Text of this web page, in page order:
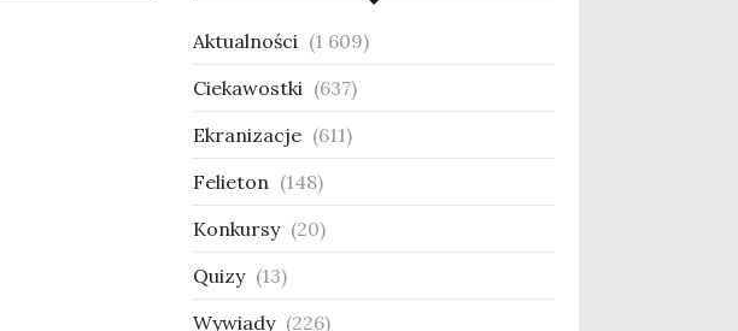
Aktualności (1 609)
Ciekawostki (637)
Ekranizacje (611)
Felieton (148)
Konkursy (20)
Quizy (13)
Wywiady (226)